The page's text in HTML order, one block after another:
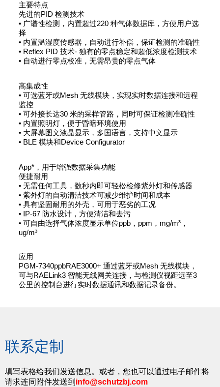
主要特点
先进的PID 检测技术
• 广谱性检测，内置超过220 种气体数据库，方便用户选
择
• 内置温湿度传感器，自动进行补偿，保证检测的准确性
• Reflex PID 技术- 独有的零点稳定和超低浓度检测技术
• 自动进行零点校准，无需昂贵的零点气体
高集成性
• 可选蓝牙或Mesh 无线模块，实现实时数据连接和远程
监控
• 可外接长达30 米的采样管路，同时可保证检测准确性
• 内置照明灯，便于昏暗环境使用
• 大屏幕图文液晶显示，多国语言，支持中文显示
• BLE 模块和Device Configurator
App*，用于增强数据采集功能
便捷耐用
• 无需任何工具，数秒内即可轻松检修紫外灯和传感器
• 紫外灯的自动清洁技术可减少维护时间和成本
• 具有坚固耐用的外壳，可用于恶劣的工况
• IP-67 防水设计，方便清洁和去污
• 可自由选择气体浓度显示单位ppb，ppm，mg/m³，
ug/m³
应用
PGM-7340ppbRAE3000+ 通过蓝牙或Mesh 无线模块，
可与RAELink3 智能无线网关连接，与检测仪视距远至3
公里的控制台进行实时数据通讯和数据记录备份。
联系定制
填写表格给我们发送信息。或者，您也可以通过电子邮件将
请求连同附件发送到 info@schutzbj.com